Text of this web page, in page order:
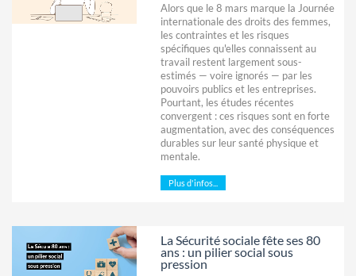
Alors que le 8 mars marque la Journée
internationale des droits des femmes,
les contraintes et les risques
spécifiques qu'elles connaissent au
travail restent largement sous-
estimés — voire ignorés — par les
pouvoirs publics et les entreprises.
Pourtant, les études récentes
convergent : ces risques sont en forte
augmentation, avec des conséquences
durables sur leur santé physique et
mentale.
Plus d'infos...
La Sécurité sociale fête ses 80
ans : un pilier social sous
pression